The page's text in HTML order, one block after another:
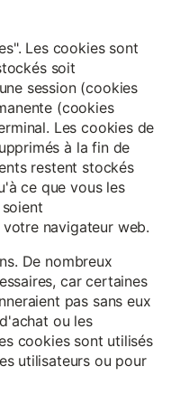
Les cookies sont
soit
session (cookies
(cookies
Les cookies de
à la fin de
restent stockés
ce que vous les
navigateur web.
De nombreux
car certaines
pas sans eux
ou les
cookies sont utilisés
utilisateurs ou pour